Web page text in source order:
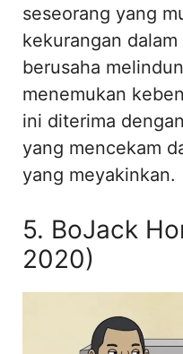
seseorang yang
kekurangan
berusaha
menemukan
ini diterima
yang mencekam
yang meyakinkan.
5. BoJack
2020)